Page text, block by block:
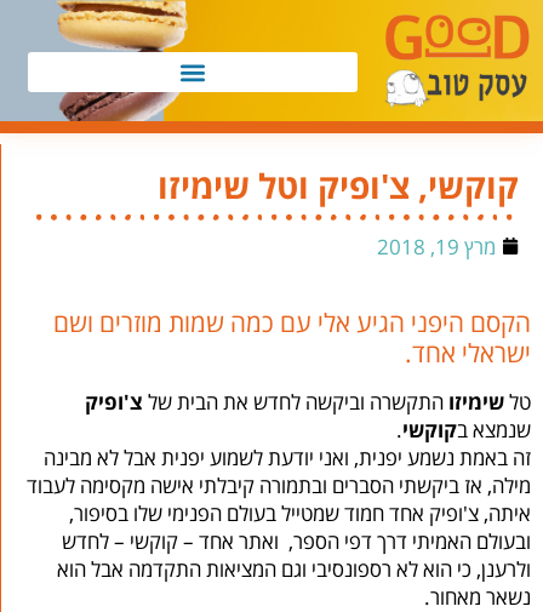
קוקשי, צ'ופיק וטל שימיזו
מרץ 19, 2018
הקסם היפני הגיע אלי עם כמה שמות מוזרים ושם
ישראלי אחד.
טלשימיזו התקשרה וביקשה לחדש את הבית של צ'ופיק
שנמצא בקוקשי.
זה באמת נשמע יפנית, ואני יודעת לשמוע יפנית אבל לא מבינה
מילה, אז ביקשתי הסברים ובתמורה קיבלתי אישה מקסימה לעבוד
איתה, צ'ופיק אחד חמוד שמטייל בעולם הפנימי שלו בסיפור,
ובעולם האמיתי דרך דפי הספר, ואתר אחד – קוקשי – לחדש
ולרענן, כי הוא לא רספונסיבי וגם המציאות התקדמה אבל הוא
נשאר מאחור.